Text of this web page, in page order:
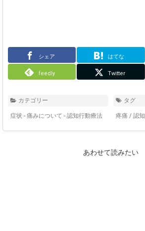
シェア はてな
feedly Twitter
カテゴリー
症状 - 痛みについて - 認知行動療法
タグ
疼痛 / 認知
あわせて読みたい